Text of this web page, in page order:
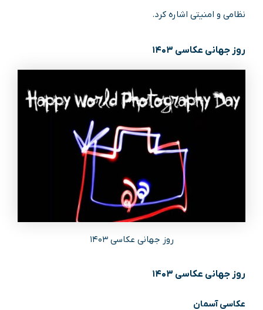
نظامی و امنیتی اشاره کرد.
روز جهانی عکاسی ۱۴۰۳
روز جهانی عکاسی ۱۴۰۳
روز جهانی عکاسی ۱۴۰۳
عکاسی آسمان